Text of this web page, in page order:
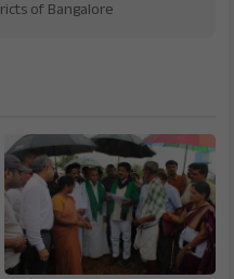
of Bangalore